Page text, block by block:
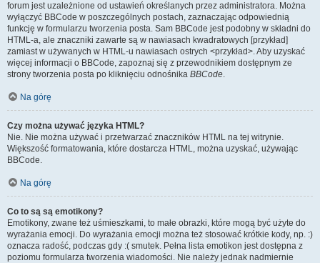
forum jest uzależnione od ustawień określanych przez administratora. Można
wyłączyć BBCode w poszczególnych postach, zaznaczając odpowiednią
funkcję w formularzu tworzenia posta. Sam BBCode jest podobny w składni do
HTML-a, ale znaczniki zawarte są w nawiasach kwadratowych [przykład]
zamiast w używanych w HTML-u nawiasach ostrych <przykład>. Aby uzyskać
więcej informacji o BBCode, zapoznaj się z przewodnikiem dostępnym ze
strony tworzenia posta po kliknięciu odnośnika BBCode.
Na górę
Czy można używać języka HTML?
Nie. Nie można używać i przetwarzać znaczników HTML na tej witrynie.
Większość formatowania, które dostarcza HTML, można uzyskać, używając
BBCode.
Na górę
Co to są są emotikony?
Emotikony, zwane też uśmieszkami, to małe obrazki, które mogą być użyte do
wyrażania emocji. Do wyrażania emocji można też stosować krótkie kody, np. :)
oznacza radość, podczas gdy :( smutek. Pełna lista emotikon jest dostępna z
poziomu formularza tworzenia wiadomości. Nie należy jednak nadmiernie